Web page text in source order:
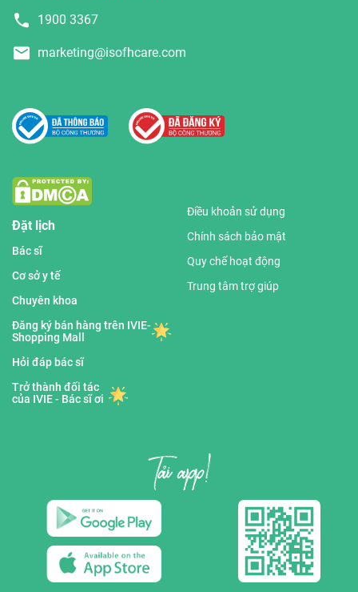
1900 3367
marketing@isofhcare.com
Đặt lịch
Bác sĩ
Cơ sở y tế
Chuyên khoa
Đăng ký bán hàng trên IVIE-
Shopping Mall
Hỏi đáp bác sĩ
Trở thành đối tác
của IVIE - Bác sĩ ơi
Điều khoản sử dụng
Chính sách bảo mật
Quy chế hoạt động
Trung tâm trợ giúp